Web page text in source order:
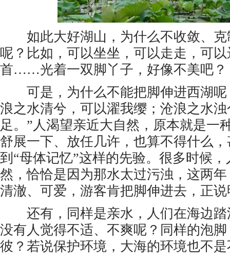
如此大好湖山，为什么不收敛、克
呢？比如，可以坐坐，可以走走，可
首……光着一双脚丫子，好像不美吧？
可是，为什么不能把脚伸进西湖呢
浪之水清兮，可以濯我缨；沧浪之水
足。”人渴望亲近大自然，原本就是一
舒展一下、放任几许，也算不得什么
到“母体记忆”这样的先验。很多时候
然，恰恰是因为那水太过污浊，这两
清澈、可爱，游客肯把脚伸进去，正
还有，同样是亲水，人们在海边踏
没有人觉得不适、不爽呢？同样的泡
彼？若说保护环境，大海的环境也不